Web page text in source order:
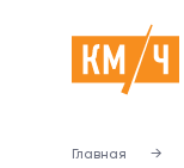
Главная →